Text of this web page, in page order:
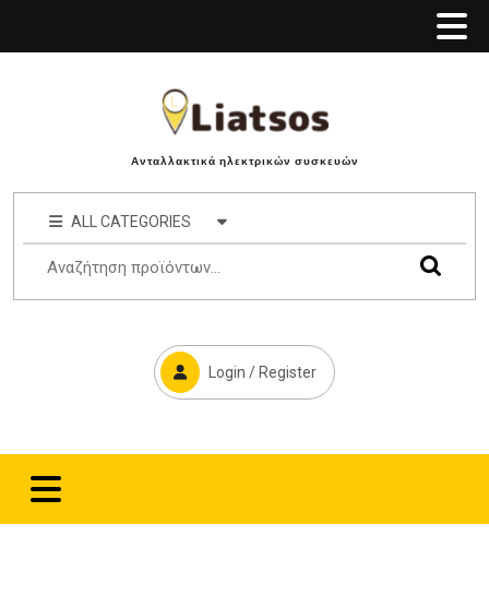
Ανταλλακτικά ηλεκτρικών συσκευών
ALL CATEGORIES
Login / Register